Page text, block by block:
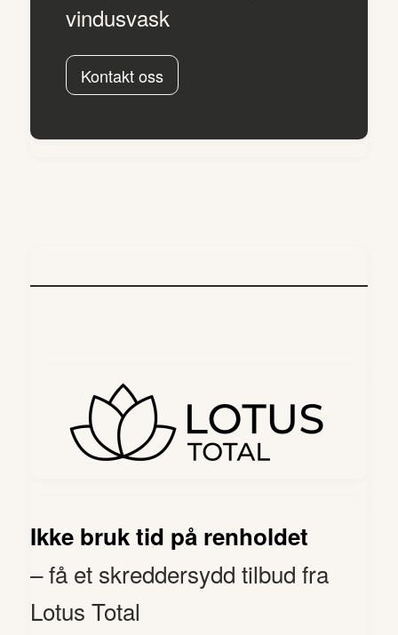
vindusvask
Kontakt oss
Ikke bruk tid på renholdet
– få et skreddersydd tilbud fra
Lotus Total